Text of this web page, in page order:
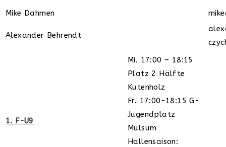
Mike Dahmen
Alexander Behrendt
1. F-U9
Mi. 17:00 – 18:15
Platz 2 Hälfte
Kutenholz
Fr. 17:00-18:15 G-
Jugendplatz
Mulsum
Hallensaison: